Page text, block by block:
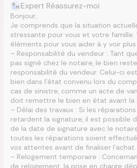
Expert Réassurez-moi
Bonjour,
Je comprends que la situation
stressante pour vous et votre famille.
éléments pour vous aider à y voir plus
– Responsabilité du vendeur : Tant
pas signé chez le notaire, le bien
responsabilité du vendeur. Celui-ci
bien dans l’état convenu lors du
cas de sinistre, comme un acte de
doit remettre le bien en état avant la
– Délai des travaux : Si les
retardent la signature, il est possible
de la date de signature avec le
toutes les réparations soient
vos attentes avant de finaliser l’achat.
– Relogement temporaire :
de relogement, la prise en charge